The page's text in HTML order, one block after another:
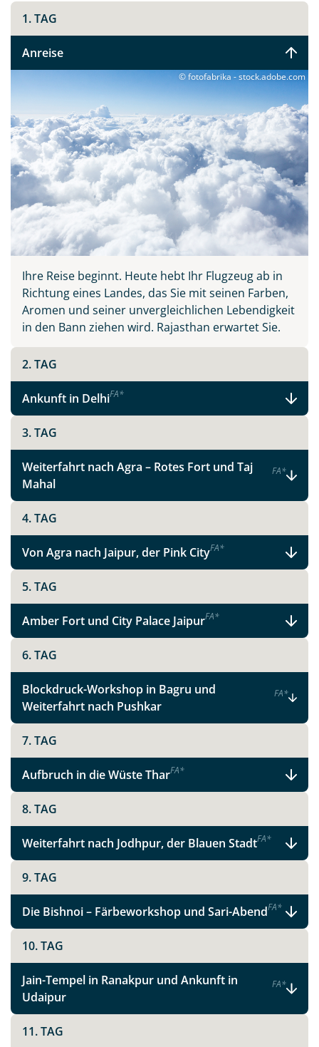
Teile diese Reise
Company, deren Unternehmen ein stilles Statement
ist. Die Stille zwischen den Marmorsäulen in Ranakpur.
Das Flackern der Flammen beim Holika Dahan, dem
Vorabend des Holi-Festes.
Sie machen sich Indien zu eigen, und zwar
wortwörtlich: mit eigenen Händen beim Blockdruck-
Workshop, mit allen Sinnen im Wüstencamp der Thar,
wo der Kamelritt des Tages in einer Nacht unter
unzähligen Sternen endet. Und mit echtem Herzblut,
wenn eine Familie Sie an Holi an ihren Tisch holt und
das Fest gemeinsam gefeiert wird.
Rajasthan zeigt sich Ihnen von seiner tiefsten Seite:
durch seine Menschen, durch seine Rituale, durch
Ende wieder in den Flieger steigen, tragen Sie mehr mit
sich als Fotos und Souvenirs. Namasté!
1. TAG
Anreise
© fotofabrika - stock.adobe.com
Ihre Reise beginnt. Heute hebt Ihr Flugzeug ab in
Richtung eines Landes, das Sie mit seinen Farben,
Aromen und seiner unvergleichlichen Lebendigkeit
in den Bann ziehen wird. Rajasthan erwartet Sie.
2. TAG
Ankunft in DelhiFA*
3. TAG
Weiterfahrt nach Agra – Rotes Fort und Taj
Mahal
FA*
4. TAG
Von Agra nach Jaipur, der Pink CityFA*
5. TAG
Amber Fort und City Palace JaipurFA*
6. TAG
Blockdruck-Workshop in Bagru und
Weiterfahrt nach Pushkar
FA*
7. TAG
Aufbruch in die Wüste TharFA*
8. TAG
Weiterfahrt nach Jodhpur, der Blauen StadtFA*
9. TAG
Die Bishnoi – Färbeworkshop und Sari-AbendFA*
10. TAG
Jain-Tempel in Ranakpur und Ankunft in
Udaipur
FA*
11. TAG